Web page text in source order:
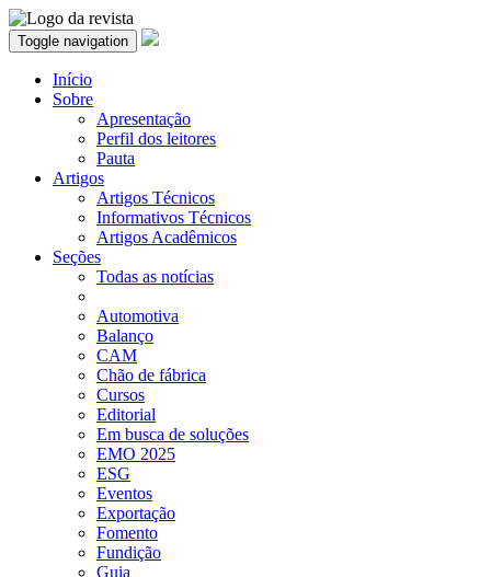
Toggle navigation
Início
Sobre
Apresentação
Perfil dos leitores
Pauta
Artigos
Artigos Técnicos
Informativos Técnicos
Artigos Acadêmicos
Seções
Todas as notícias
Automotiva
Balanço
CAM
Chão de fábrica
Cursos
Editorial
Em busca de soluções
EMO 2025
ESG
Eventos
Exportação
Fomento
Fundição
Guia